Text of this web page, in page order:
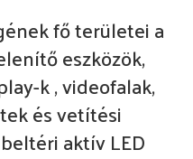
fő területei a
eszközök,
k , videofalak,
és vetítési
aktív LED